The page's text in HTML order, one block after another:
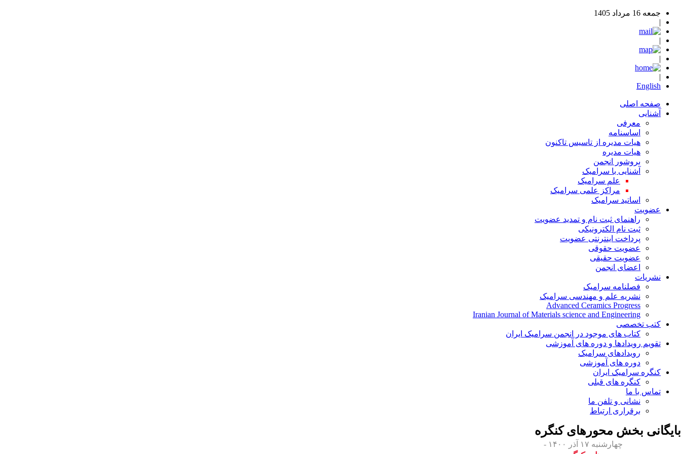
جمعه 16 مرداد 1405
|
|
|
|
English
صفحه اصلی
آشنایی
معرفی
اساسنامه
هیات مدیره از تاسیس تاکنون
هیات مدیره
بروشور انجمن
آشنایی با سرامیک
علم سرامیک
مراکز علمی سرامیک
اساتید سرامیک
عضویت
راهنمای ثبت نام و تمدید عضویت
ثبت نام الکترونیکی
پرداخت اینترنتی عضویت
عضویت حقوقی
عضویت حقیقی
اعضای انجمن
نشریات
فصلنامه سرامیک
نشریه علم و مهندسی سرامیک
Advanced Ceramics Progress
Iranian Journal of Materials science and Engineering
کتب تخصصی
کتاب های موجود در انجمن سرامیک ایران
تقویم رویدادها و دوره های آموزشی
رویدادهای سرامیک
دوره های آموزشی
کنگره سرامیک ایران
کنگره های قبلی
تماس با ما
نشانی و تلفن ما
برقراری ارتباط
بایگانی بخش محورهای کنگره
چهارشنبه ۱۷ آذر ۱۴۰۰ -